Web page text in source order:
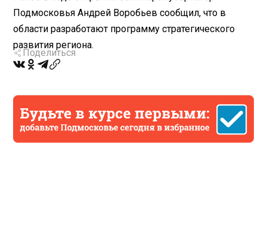
Подмосковья Андрей Воробьев сообщил, что в
области разработают программу стратегического
развития региона.
Поделиться